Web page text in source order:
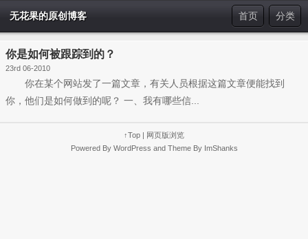
无花果的原创博客 分类
首页
你是如何被跟踪到的？
23rd 06-2010
你在某个网站发了一篇文章，有关人员根据这篇文章便能找到
你，他们是如何做到的呢？ 一、我有哪些信...
↑Top | 网页版浏览
Powered By WordPress and Theme By ImShanks